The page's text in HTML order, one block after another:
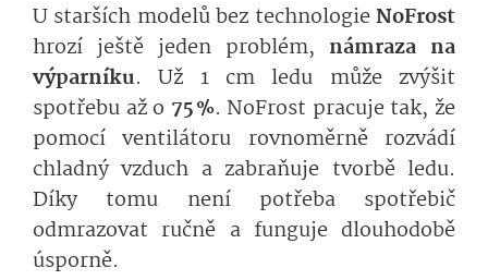
U starších modelů bez technologieNo­Frost
hrozí ještě jeden problém, námraza na
výparníku. Už 1 cm ledu může zvýšit
spotřebu až o 75 %. NoFrost pracuje tak, že
pomocí ventilátoru rovnoměrně rozvádí
chladný vzduch a zabraňuje tvorbě ledu.
Díky tomu není potřeba spotřebič
odmrazovat ručně a funguje dlouhodobě
úsporně.